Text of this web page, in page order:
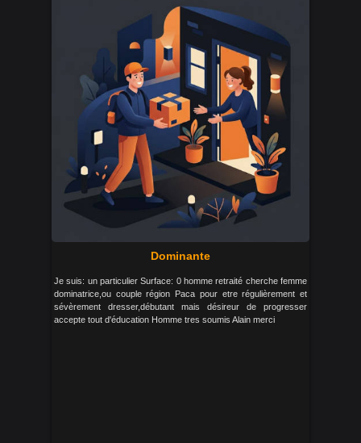
Dominante
Je suis: un particulier Surface: 0 homme retraité cherche femme
dominatrice,ou couple région Paca pour etre régulièrement et
sévèrement dresser,débutant mais désireur de progresser
accepte tout d'éducation Homme tres soumis Alain merci